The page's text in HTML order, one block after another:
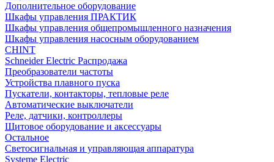
Дополнительное оборудование
Шкафы управления ПРАКТИК
Шкафы управления общепромышленного назначения
Шкафы управления насосным оборудованием
CHINT
Schneider Electric Распродажа
Преобразователи частоты
Устройства плавного пуска
Пускатели, контакторы, тепловые реле
Автоматические выключатели
Реле, датчики, контроллеры
Щитовое оборудование и аксессуары
Остальное
Светосигнальная и управляющая аппаратура
Systeme Electric